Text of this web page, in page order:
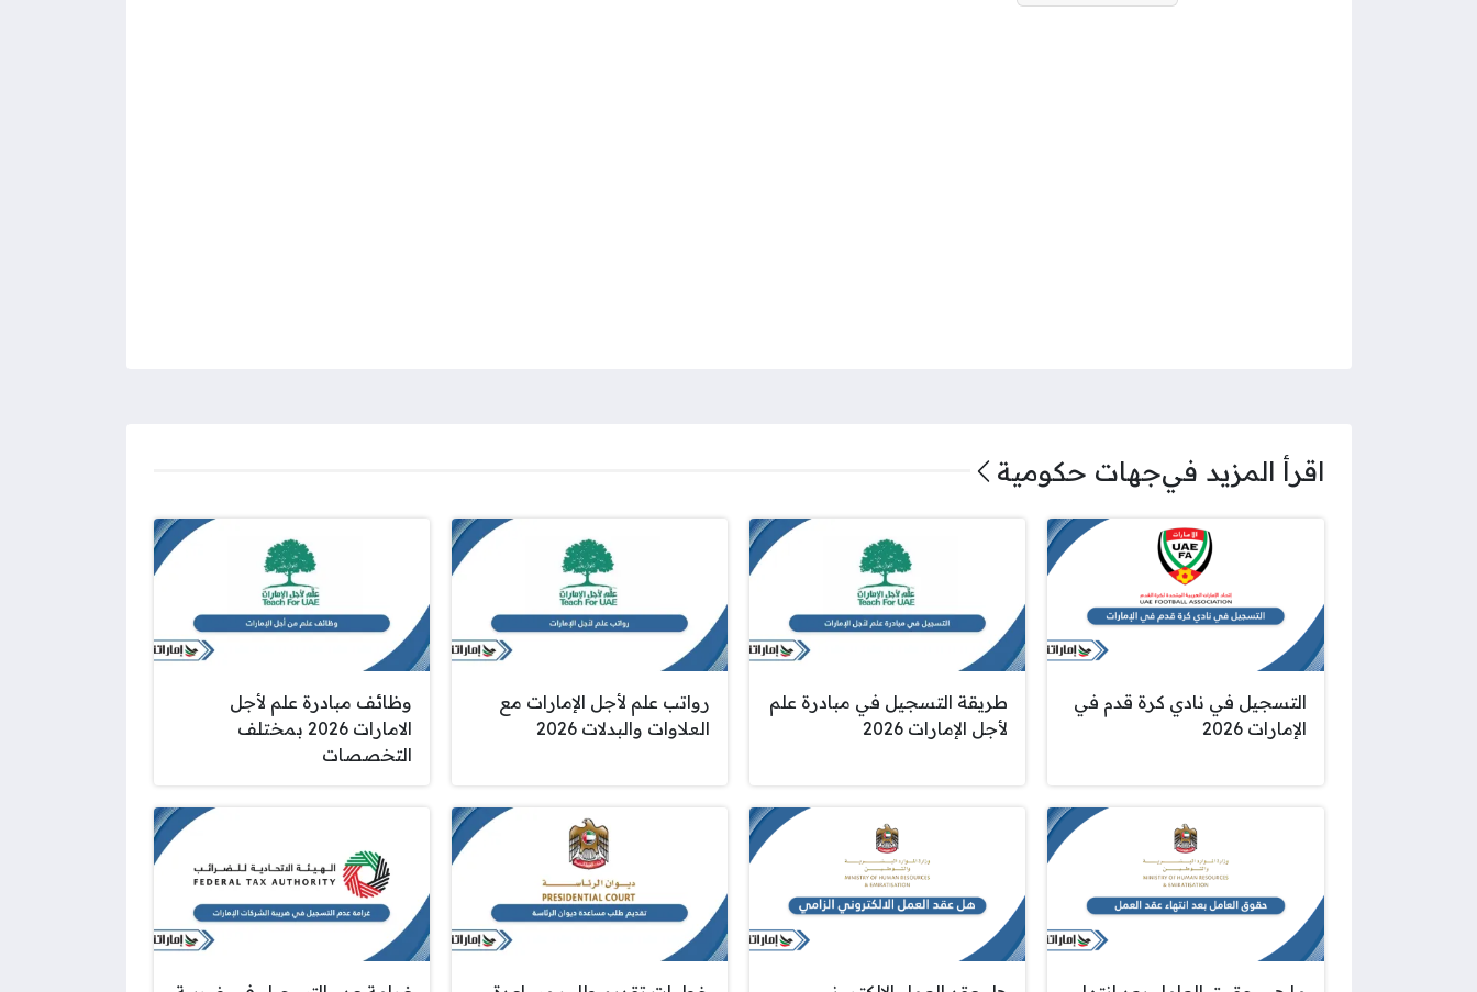
اقرأ المزيد فيجهات حكومية
التسجيل في نادي كرة قدم في
الإمارات 2026
طريقة التسجيل في مبادرة علم
لأجل الإمارات 2026
رواتب علم لأجل الإمارات مع
العلاوات والبدلات 2026
وظائف مبادرة علم لأجل
الامارات 2026 بمختلف
التخصصات